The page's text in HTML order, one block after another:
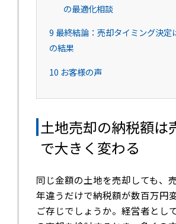
の最適化相談
9 最終結論：売却タイミング決定
の結果
10 お客様の声
土地売却の納税額は
で大きく変わる
同じ金額の土地を売却しても、
年違うだけで納税額が数百万円
ご存じでしょうか。経営者とし